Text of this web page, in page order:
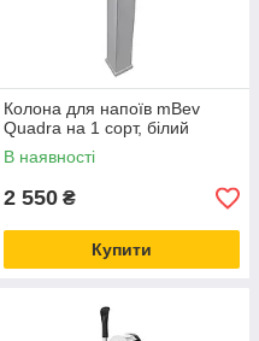
Колона для напоїв mBev
Quadra на 1 сорт, білий
В наявності
2 550 ₴
Купити